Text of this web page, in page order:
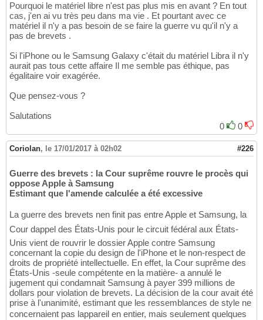
Pourquoi le matériel libre n'est pas plus mis en avant ? En tout
cas, j'en ai vu très peu dans ma vie . Et pourtant avec ce
matériel il n'y a pas besoin de se faire la guerre vu qu'il n'y a
pas de brevets .
Si l'iPhone ou le Samsung Galaxy c'était du matériel Libra il n'y
aurait pas tous cette affaire Il me semble pas éthique, pas
égalitaire voir exagérée.
Que pensez-vous ?
Salutations
0
0
Coriolan, le 17/01/2017 à 02h02 #226
Guerre des brevets : la Cour suprême rouvre le procès qui
oppose Apple à Samsung
Estimant que l'amende calculée a été excessive
La guerre des brevets nen finit pas entre Apple et Samsung, la
Cour dappel des États-Unis pour le circuit fédéral aux États-
Unis vient de rouvrir le dossier Apple contre Samsung
concernant la copie du design de l'iPhone et le non-respect de
droits de propriété intellectuelle. En effet, la Cour suprême des
États-Unis -seule compétente en la matière- a annulé le
jugement qui condamnait Samsung à payer 399 millions de
dollars pour violation de brevets. La décision de la cour avait été
prise à l'unanimité, estimant que les ressemblances de style ne
concernaient pas lappareil en entier, mais seulement quelques